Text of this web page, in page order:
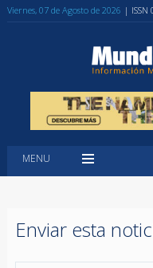
Viernes, 07 de Agosto de 2026 | ISSN
MENU
Enviar esta